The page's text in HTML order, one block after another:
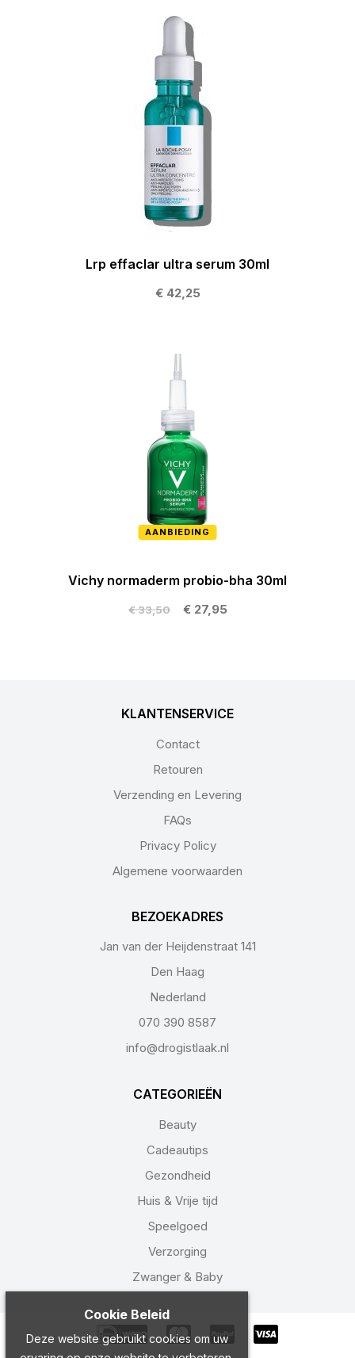
Lrp effaclar ultra serum 30ml
€ 42,25
AANBIEDING
Vichy normaderm probio-bha 30ml
€ 27,95
€ 33,50
KLANTENSERVICE
Contact
Retouren
Verzending en Levering
FAQs
Privacy Policy
Algemene voorwaarden
BEZOEKADRES
Jan van der Heijdenstraat 141
Den Haag
Nederland
070 390 8587
info@drogistlaak.nl
CATEGORIEËN
Beauty
Cadeautips
Gezondheid
Huis & Vrije tijd
Speelgoed
Verzorging
Zwanger & Baby
Cookie Beleid
Deze website gebruikt cookies om uw